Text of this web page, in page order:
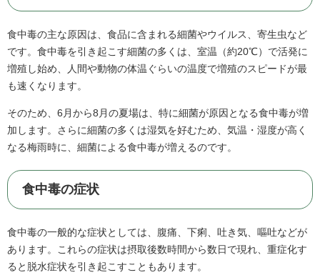
食中毒の主な原因は、食品に含まれる細菌やウイルス、寄生虫など
です。食中毒を引き起こす細菌の多くは、室温（約20℃）で活発に
増殖し始め、人間や動物の体温ぐらいの温度で増殖のスピードが最
も速くなります。
そのため、6月から8月の夏場は、特に細菌が原因となる食中毒が増
加します。さらに細菌の多くは湿気を好むため、気温・湿度が高く
なる梅雨時に、細菌による食中毒が増えるのです。
食中毒の症状
食中毒の一般的な症状としては、腹痛、下痢、吐き気、嘔吐などが
あります。これらの症状は摂取後数時間から数日で現れ、重症化す
ると脱水症状を引き起こすこともあります。